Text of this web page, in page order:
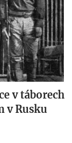
v táborech
v Rusku